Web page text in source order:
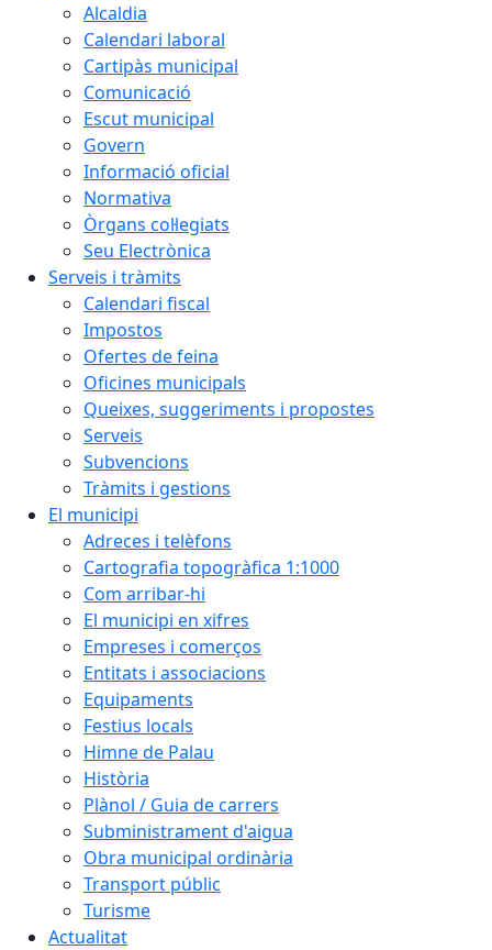
Alcaldia
Calendari laboral
Cartipàs municipal
Comunicació
Escut municipal
Govern
Informació oficial
Normativa
Òrgans col·legiats
Seu Electrònica
Serveis i tràmits
Calendari fiscal
Impostos
Ofertes de feina
Oficines municipals
Queixes, suggeriments i propostes
Serveis
Subvencions
Tràmits i gestions
El municipi
Adreces i telèfons
Cartografia topogràfica 1:1000
Com arribar-hi
El municipi en xifres
Empreses i comerços
Entitats i associacions
Equipaments
Festius locals
Himne de Palau
Història
Plànol / Guia de carrers
Subministrament d'aigua
Obra municipal ordinària
Transport públic
Turisme
Actualitat